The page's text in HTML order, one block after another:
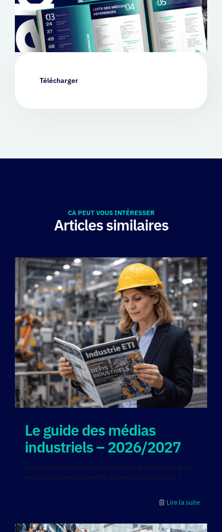
Télécharger
CA PEUT VOUS INTÉRESSER
Articles similaires
Le guide des médias
industriels – 2026/2027
Votre allié pour briller dans les médias qui comptent pour
vous ! Vous pensez connaître les médias industriels […]
Lire la suite